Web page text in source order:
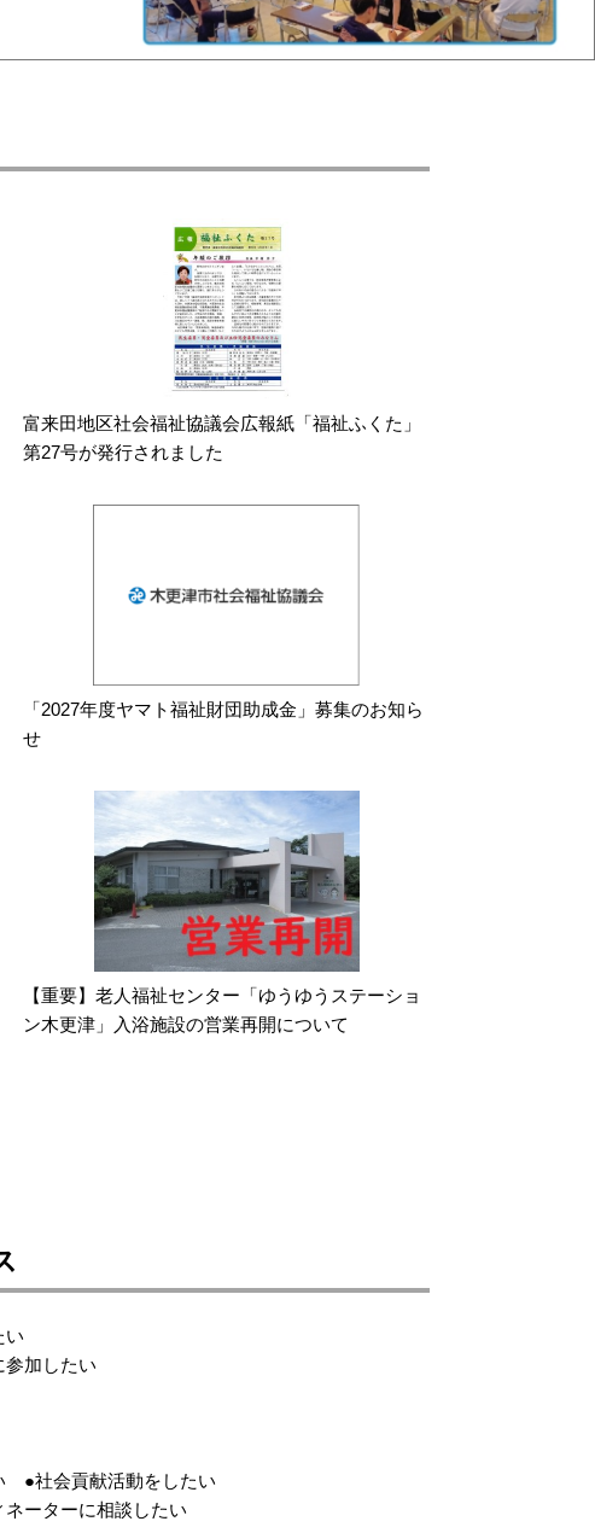
富来田地区社会福祉協議会広報紙「福祉ふくた」
第27号が発行されました
「2027年度ヤマト福祉財団助成金」募集のお知ら
せ
【重要】老人福祉センター「ゆうゆうステーショ
ン木更津」入浴施設の営業再開について
い
参加したい
●社会貢献活動をしたい
ーターに相談したい